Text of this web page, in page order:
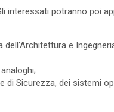
interessati potranno poi
e
di Sicurezza, dei sistemi